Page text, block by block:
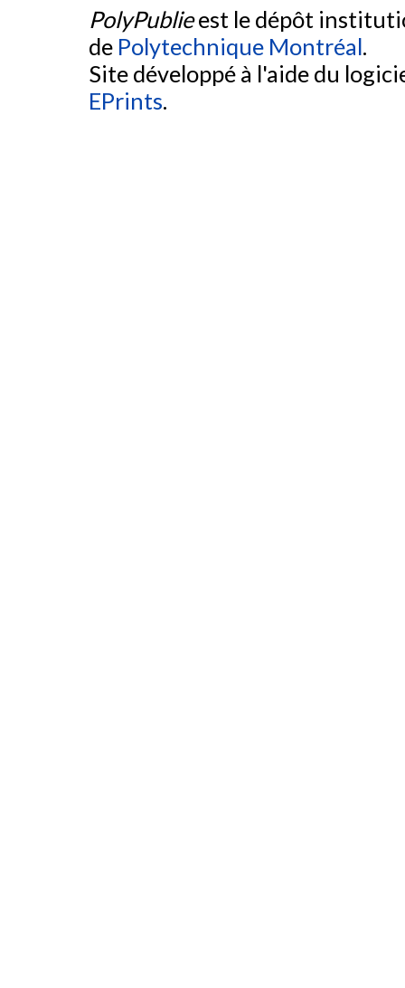
PolyPublieest le dépôt
de Polytechnique Montréal.
Site développé à l'aide du
EPrints.